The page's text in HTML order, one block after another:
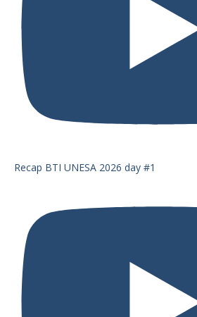
Recap BTI UNESA 2026 day #1